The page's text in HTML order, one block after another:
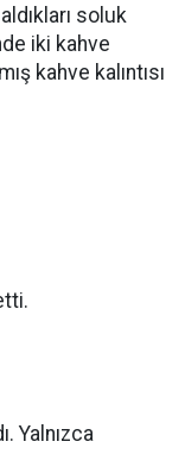
soluk
iki kahve
kahve kalıntısı
Yalnızca